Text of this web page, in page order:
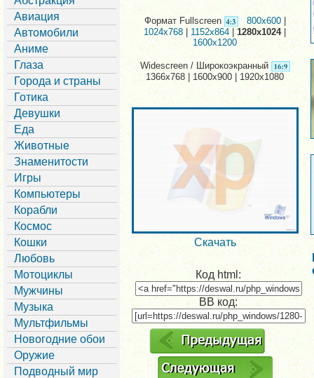
Авиация
Автомобили
Аниме
Глаза
Города и страны
Готика
Девушки
Еда
Животные
Знаменитости
Игры
Компьютеры
Корабли
Космос
Кошки
Любовь
Мотоциклы
Мужчины
Музыка
Мультфильмы
Новогодние обои
Оружие
Подводный мир
Формат Fullscreen 800x600
1024x768
1152x864|1280x1024|
1600x1200
Widescreen / Широкоэкранный
1366x768 | 1600x900 | 1920x1080
Скачать
Код html:
BB код: